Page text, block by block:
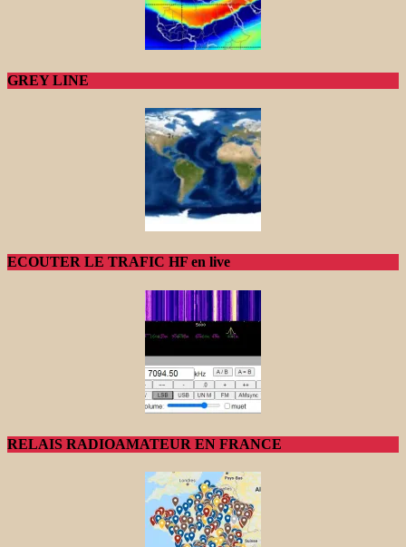
GREY LINE
ECOUTER LE TRAFIC HF en live
RELAIS RADIOAMATEUR EN FRANCE